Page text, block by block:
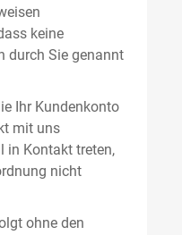
keine
durch Sie genannt
Ihr Kundenkonto
mit uns
in Kontakt treten,
nicht
ohne den